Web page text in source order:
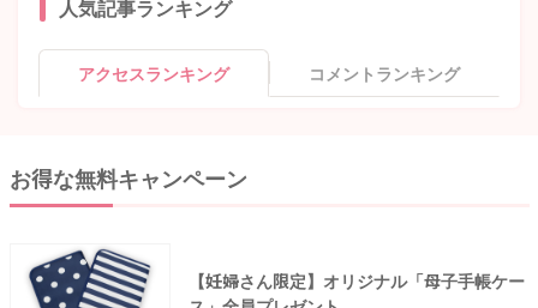
人気記事ランキング
アクセスランキング コメントランキング
お得な無料キャンペーン
【妊婦さん限定】オリジナル「母子手帳ケー